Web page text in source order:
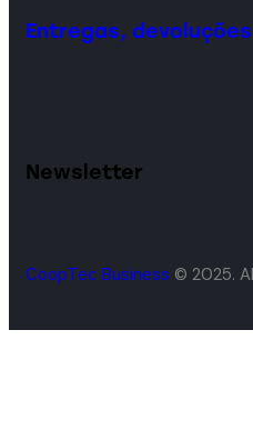
Entregas,
Newsletter
CoopTec Business © 2025.